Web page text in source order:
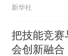
新华社
把技能竞赛
会创新融合